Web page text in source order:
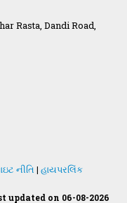
Rasta, Dandi Road,
નીતિ | હાયપરલિંક
updated on 06-08-2026